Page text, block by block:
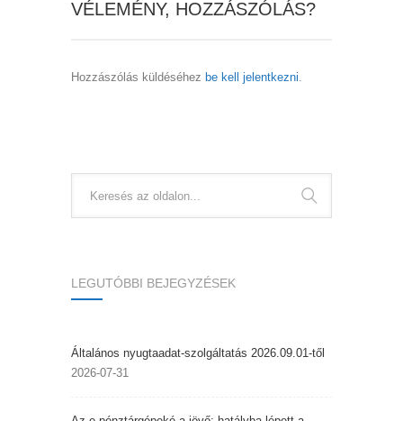
VÉLEMÉNY, HOZZÁSZÓLÁS?
Hozzászólás küldéséhez be kell jelentkezni.
LEGUTÓBBI BEJEGYZÉSEK
Általános nyugtaadat-szolgáltatás 2026.09.01-től
2026-07-31